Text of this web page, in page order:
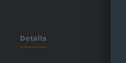
Details